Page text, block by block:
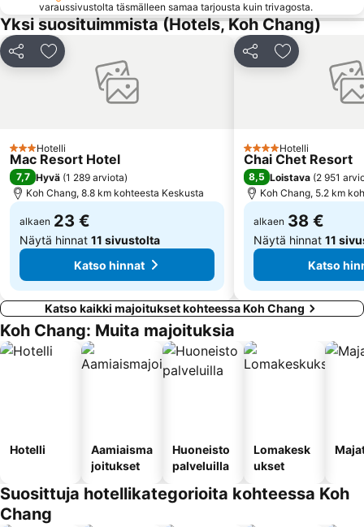
varaussivustolta täsmälleen samaa tarjousta kuin trivagosta.
Yksi suosituimmista (Hotels, Koh Chang)
Jaa Lisää suosikkeihin
3 Tähtiluokitus
Hotelli
Mac Resort Hotel
7,7 Hyvä (1 289 arviota)
Koh Chang, 8.8 km kohteesta Keskusta
alkaen 23 €
Näytä hinnat 11 sivustolta
Katso hinnat
Jaa Lisää
4 Tähtiluokitus
Hotelli
Chai Chet Resort
8,5 Loistava (2 951
Koh Chang, 5.2 km
alkaen 38 €
Näytä hinnat 11
Katso
Katso kaikki majoitukset kohteessa Koh Chang
Koh Chang: Muita majoituksia
Hotelli
Aamiaisma
joitukset
Huoneisto
palveluilla
Lomakesk
ukset
Suosittuja hotellikategorioita kohteessa Koh
Chang